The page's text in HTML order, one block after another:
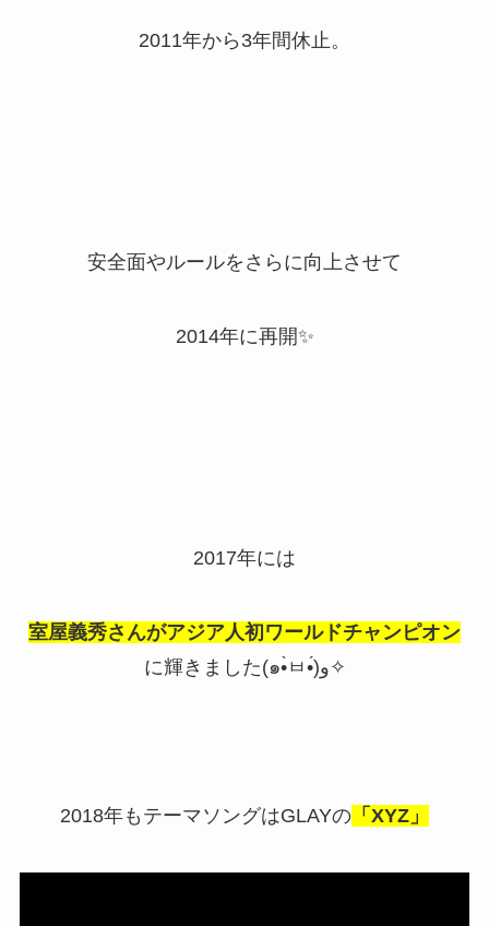
2011年から3年間休止。
安全面やルールをさらに向上させて
2014年に再開✨
2017年には
室屋義秀さんがアジア人初ワールドチャンピオン
に輝きました(๑•̀ㅂ•́)و✧
2018年もテーマソングはGLAYの 「XYZ」